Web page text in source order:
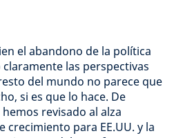
el abandono de la política
las perspectivas
del mundo no parece que
si es que lo hace. De
revisado al alza
crecimiento para EE.UU. y la